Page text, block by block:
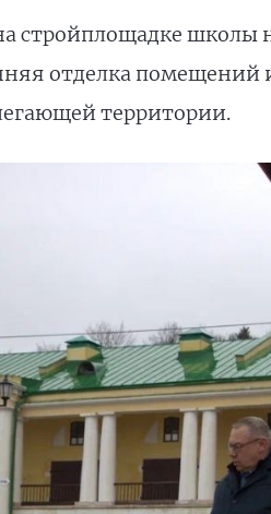
стройплощадке школы
отделка
территории.